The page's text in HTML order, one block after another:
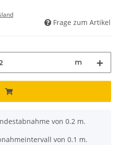
Frage zum Artikel
m
von 0.2 m.
von 0.1 m.